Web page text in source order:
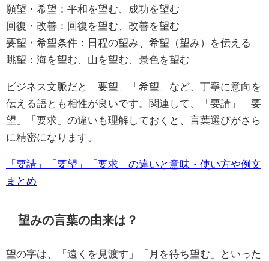
願望・希望：平和を望む、成功を望む
回復・改善：回復を望む、改善を望む
要望・希望条件：日程の望み、希望（望み）を伝える
眺望：海を望む、山を望む、景色を望む
ビジネス文脈だと「要望」「希望」など、丁寧に意向を
伝える語とも相性が良いです。関連して、「要請」「要
望」「要求」の違いも理解しておくと、言葉選びがさら
に精密になります。
「要請」「要望」「要求」の違いと意味・使い方や例文
まとめ
望みの言葉の由来は？
望の字は、「遠くを見渡す」「月を待ち望む」といった